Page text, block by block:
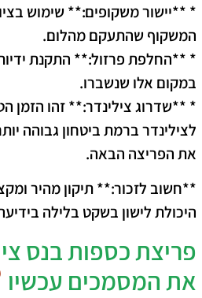
* **יישור משקופים:** שימוש
המשקוף שהתעקם מהלום.
* **החלפת פרזול:** התקנת
במקום אלו שנשברו.
* **שדרוג צילינדר:** זהו הזמן
את הפריצה הבאה.
**חשוב לזכור:** תיקון מהיר
היכולת לישון בשקט בלילה
פריצת כספות בנס
את המסמכים עכשיו